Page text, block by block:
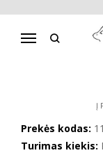
Navigacija
Pagrindinis Batai
TAPUKAI
Į
Prekės kodas:
Turimas kiekis: